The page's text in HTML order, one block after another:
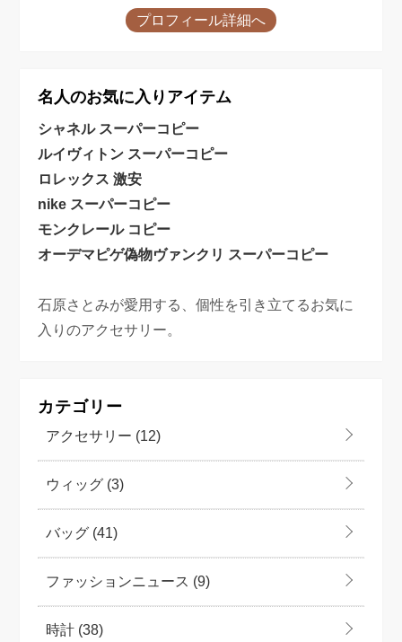
プロフィール詳細へ
名人のお気に入りアイテム
シャネル スーパーコピー
ルイヴィトン スーパーコピー
ロレックス 激安
nike スーパーコピー
モンクレール コピー
オーデマピゲ偽物ヴァンクリ スーパーコピー
石原さとみが愛用する、個性を引き立てるお気に
入りのアクセサリー。
カテゴリー
アクセサリー (12)
ウィッグ (3)
バッグ (41)
ファッションニュース (9)
時計 (38)